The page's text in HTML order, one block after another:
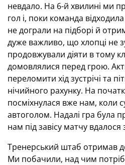
невдало. На 6-й хвилині ми
гол і, поки команда
не дограли на підборі й
дуже важливо, що хлопці не
продовжували діяти в тому
домовлялися перед грою.
переломити хід зустрічі та
нічийного рахунку. На
посміхнулася вже нам, коли
автоголом. Надалі гра була
нам під завісу матчу
Тренерський штаб отримав
Ми побачили, над чим